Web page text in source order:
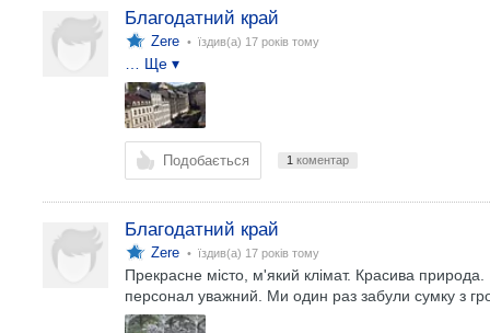
Благодатний край
Zere • їздив(а) 17 років тому
… Ще ▾
Подобається 1 коментар
Благодатний край
Zere • їздив(а) 17 років тому
Прекрасне місто, м'який клімат. Красива
персонал уважний. Ми один раз забули сумку з